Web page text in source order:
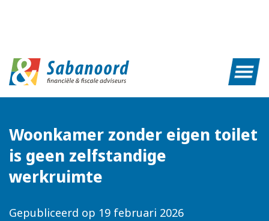
Woonkamer zonder eigen toilet
is geen zelfstandige
werkruimte
Gepubliceerd op 19 februari 2026